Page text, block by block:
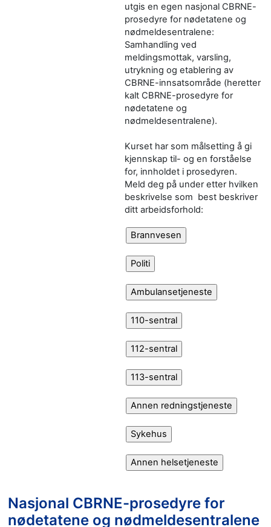
utgis en egen nasjonal CBRNE-
prosedyre for nødetatene og
nødmeldesentralene:
Samhandling ved
meldingsmottak, varsling,
utrykning og etablering av
CBRNE-innsatsområde (heretter
kalt CBRNE-prosedyre for
nødetatene og
nødmeldesentralene).
Kurset har som målsetting å gi
kjennskap til- og en forståelse
for, innholdet i prosedyren.
Meld deg på under etter hvilken
beskrivelse som best beskriver
ditt arbeidsforhold:
Nasjonal CBRNE-prosedyre for
nødetatene og nødmeldesentralene